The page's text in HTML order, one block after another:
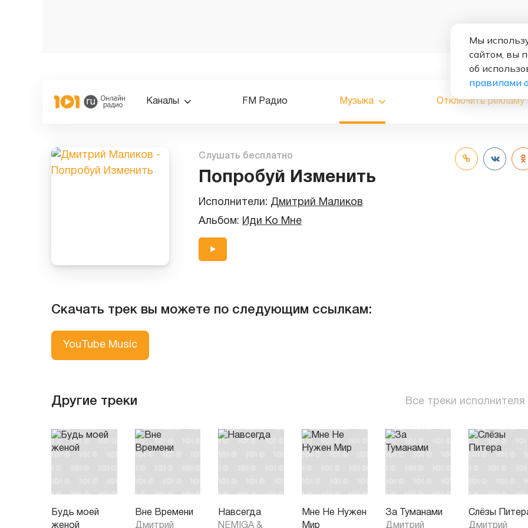
Каналы FM Радио Музыка Отключить рекламу
Слушать бесплатно
Попробуй Изменить
Исполнители: Дмитрий Маликов
Альбом: Иди Ко Мне
Скачать трек вы можете по следующим ссылкам:
YouTube Music
Другие треки Все треки исполнителя
Будь моей
женой
Вне Времени
Дмитрий
Навсегда
NEMIGA &
Мне Не Нужен
Мир
За Туманами
Дмитрий
Слёзы
Дмитрий
Мы
сайтом, вы
об
правилами